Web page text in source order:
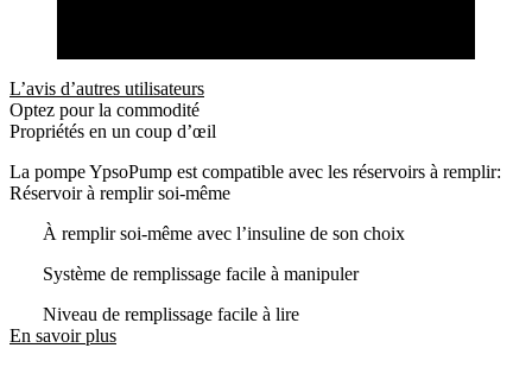
L’avis d’autres utilisateurs
Optez pour la commodité
Propriétés en un coup d’œil
La pompe YpsoPump est compatible avec les réservoirs à remplir:
Réservoir à remplir soi-même
À remplir soi-même avec l’insuline de son choix
Système de remplissage facile à manipuler
Niveau de remplissage facile à lire
En savoir plus